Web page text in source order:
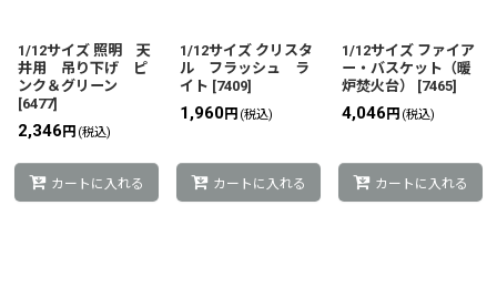
1/12サイズ 照明 天
井用 吊り下げ ピ
ンク＆グリーン
[6477]
2,346 円 (税込)
カートに入れる
1/12サイズ クリスタ
ル フラッシュ ラ
イト [7409]
1,960円 (税込)
カートに入れる
1/12サイズ ファイア
ー・バスケット（暖
炉焚火台）
[7465]
4,046 円 (税込)
カートに入れる